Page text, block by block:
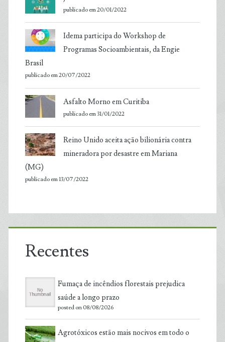
publicado em 20/01/2022
Idema participa do Workshop de
Programas Socioambientais, da Engie
Brasil
publicado em 20/07/2022
Asfalto Morno em Curitiba
publicado em 31/01/2022
Reino Unido aceita ação bilionária contra
mineradora por desastre em Mariana
(MG)
publicado em 13/07/2022
Recentes
Fumaça de incêndios florestais prejudica
saúde a longo prazo
posted on 08/08/2026
Agrotóxicos estão mais nocivos em todo o